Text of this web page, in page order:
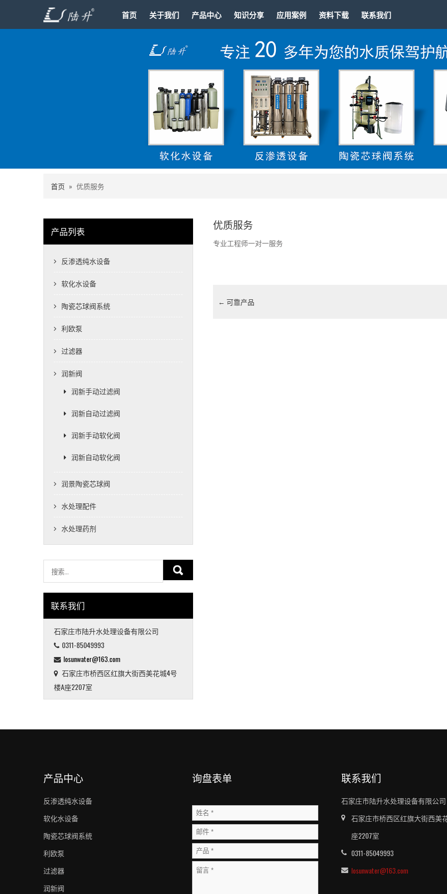
首页 关于我们 产品中心 知识分享 应用案例 资料下载 联系我们
首页 » 优质服务
优质服务
专业工程师一对一服务
← 可靠产品
产品列表
反渗透纯水设备
软化水设备
陶瓷芯球阀系统
利欧泵
过滤器
润新阀
润新手动过滤阀
润新自动过滤阀
润新手动软化阀
润新自动软化阀
润景陶瓷芯球阀
水处理配件
水处理药剂
联系我们
石家庄市陆升水处理设备有限公司
0311-85049993
losunwater@163.com
石家庄市桥西区红旗大街西美花城4号
楼A座2207室
产品中心
反渗透纯水设备
软化水设备
陶瓷芯球阀系统
利欧泵
过滤器
润新阀
询盘表单 联系我们
石家庄市陆升水处理设备有限公司
石家庄市桥西区红旗大街西美
座2207室
0311-85049993
losunwater@163.com